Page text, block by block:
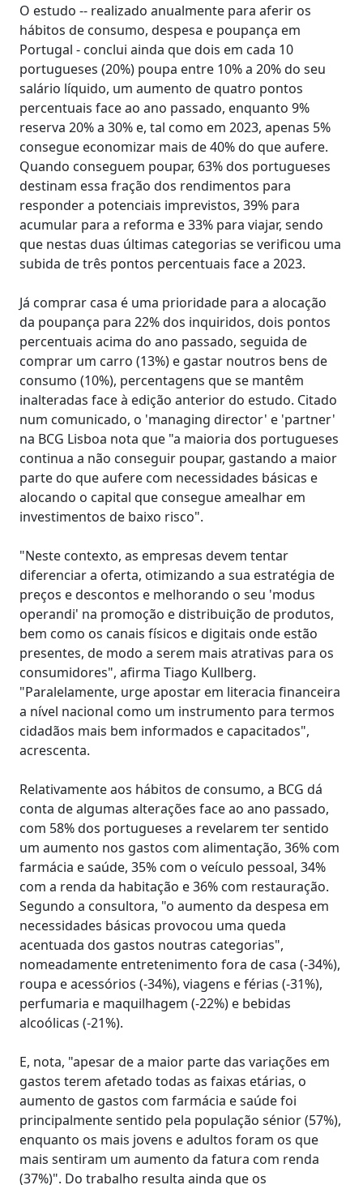
O estudo -- realizado anualmente para aferir os
hábitos de consumo, despesa e poupança em
Portugal - conclui ainda que dois em cada 10
portugueses (20%) poupa entre 10% a 20% do seu
salário líquido, um aumento de quatro pontos
percentuais face ao ano passado, enquanto 9%
reserva 20% a 30% e, tal como em 2023, apenas 5%
consegue economizar mais de 40% do que aufere.
Quando conseguem poupar, 63% dos portugueses
destinam essa fração dos rendimentos para
responder a potenciais imprevistos, 39% para
acumular para a reforma e 33% para viajar, sendo
que nestas duas últimas categorias se verificou uma
subida de três pontos percentuais face a 2023.
Já comprar casa é uma prioridade para a alocação
da poupança para 22% dos inquiridos, dois pontos
percentuais acima do ano passado, seguida de
comprar um carro (13%) e gastar noutros bens de
consumo (10%), percentagens que se mantêm
inalteradas face à edição anterior do estudo. Citado
num comunicado, o 'managing director' e 'partner'
na BCG Lisboa nota que "a maioria dos portugueses
continua a não conseguir poupar, gastando a maior
parte do que aufere com necessidades básicas e
alocando o capital que consegue amealhar em
investimentos de baixo risco".
"Neste contexto, as empresas devem tentar
diferenciar a oferta, otimizando a sua estratégia de
preços e descontos e melhorando o seu 'modus
operandi' na promoção e distribuição de produtos,
bem como os canais físicos e digitais onde estão
presentes, de modo a serem mais atrativas para os
consumidores", afirma Tiago Kullberg.
"Paralelamente, urge apostar em literacia financeira
a nível nacional como um instrumento para termos
cidadãos mais bem informados e capacitados",
acrescenta.
Relativamente aos hábitos de consumo, a BCG dá
conta de algumas alterações face ao ano passado,
com 58% dos portugueses a revelarem ter sentido
um aumento nos gastos com alimentação, 36% com
farmácia e saúde, 35% com o veículo pessoal, 34%
com a renda da habitação e 36% com restauração.
Segundo a consultora, "o aumento da despesa em
necessidades básicas provocou uma queda
acentuada dos gastos noutras categorias",
nomeadamente entretenimento fora de casa (-34%),
roupa e acessórios (-34%), viagens e férias (-31%),
perfumaria e maquilhagem (-22%) e bebidas
alcoólicas (-21%).
E, nota, "apesar de a maior parte das variações em
gastos terem afetado todas as faixas etárias, o
aumento de gastos com farmácia e saúde foi
principalmente sentido pela população sénior (57%),
enquanto os mais jovens e adultos foram os que
mais sentiram um aumento da fatura com renda
(37%)". Do trabalho resulta ainda que os